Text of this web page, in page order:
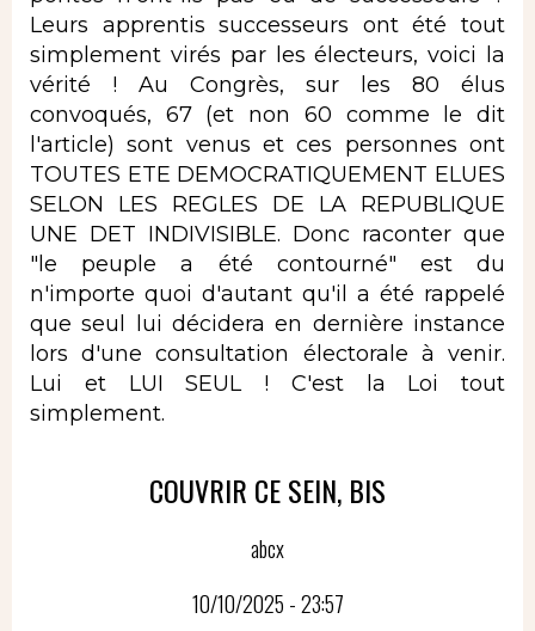
Leurs apprentis successeurs ont été tout
simplement virés par les électeurs, voici la
vérité ! Au Congrès, sur les 80 élus
convoqués, 67 (et non 60 comme le dit
l'article) sont venus et ces personnes ont
TOUTES ETE DEMOCRATIQUEMENT ELUES
SELON LES REGLES DE LA REPUBLIQUE
UNE DET INDIVISIBLE. Donc raconter que
"le peuple a été contourné" est du
n'importe quoi d'autant qu'il a été rappelé
que seul lui décidera en dernière instance
lors d'une consultation électorale à venir.
Lui et LUI SEUL ! C'est la Loi tout
simplement.
COUVRIR CE SEIN, BIS
abcx
10/10/2025 - 23:57